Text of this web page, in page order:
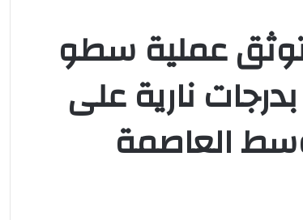
توثق عملية سطو
بدرجات نارية على
العاصمة